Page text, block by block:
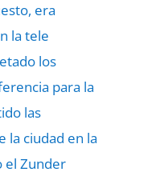
era
la tele
los
para la
las
la ciudad en la
el Zunder